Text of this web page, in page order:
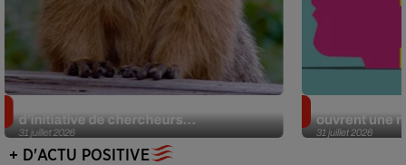
31 juillet 2026
d’initiative de chercheurs...
31 juillet 2026
ouvrent une
+ D'ACTU POSITIVE